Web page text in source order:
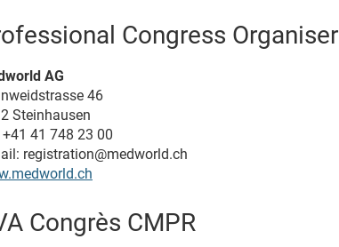
Congress Organiser
AG
46
Steinhausen
+41 41 748 23 00
registration@medworld.ch
Congrès CMPR